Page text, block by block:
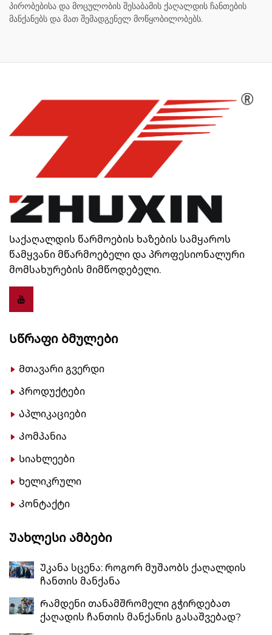
პირობებისა და მოცულობის შესაბამის ქაღალდის ჩანთების
მანქანებს და მათ შემადგენელ მოწყობილობებს.
Საქაღალდის წარმოების ხაზების სამყაროს
წამყვანი მწარმოებელი და პროფესიონალური
მომსახურების მიმწოდებელი.
Სწრაფი Ბმულები
Მთავარი გვერდი
Პროდუქტები
Აპლიკაციები
Კომპანია
Სიახლეები
Ხელიკრული
Კონტაქტი
Უახლესი Ამბები
Უკანა სცენა: როგორ მუშაობს ქაღალდის
ჩანთის მანქანა
Რამდენი თანამშრომელი გჭირდებათ
ქაღადის ჩანთის მანქანის გასაშვებად?